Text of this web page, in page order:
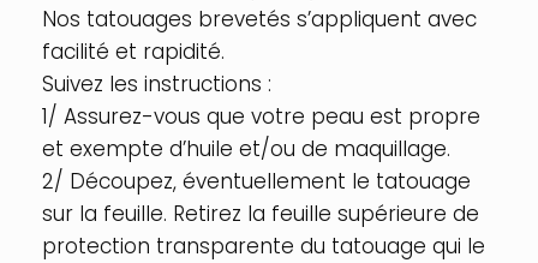
Nos tatouages brevetés s’appliquent avec
facilité et rapidité.
Suivez les instructions :
1/ Assurez-vous que votre peau est propre
et exempte d’huile et/ou de maquillage.
2/ Découpez, éventuellement le tatouage
sur la feuille. Retirez la feuille supérieure de
protection transparente du tatouage qui le